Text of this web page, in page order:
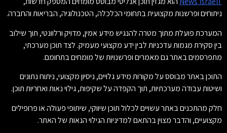
ניתוחים ופרשנות מקצועית בתחומי הכלכלה, הטכנולוגיה, הבריאות והחברה.
המערכת פועלת מתוך מטרה להנגיש מידע אמין, מדויק ורלוונטי, תוך שילוב
בין סקירת מגמות עדכניות לבין ידע מקצועי מעמיק. לצד תוכן מערכתי,
מתפרסמים באתר גם מאמרים ופרשנויות של מומחים בתחומם.
התוכן באתר מבוסס על מקורות מידע גלויים, ניסיון מקצועי, ניתוח נתונים
ושיטות עבודה מערכתיות, תוך הקפדה על שקיפות, גילוי נאות ואחריות תוכן.
חלק מהתכנים באתר עשויים לכלול תוכן שיווקי, שיתופי פעולה או פרופילים
מקצועיים, והדבר מצוין בהתאם למדיניות הגילוי הנאות של האתר.